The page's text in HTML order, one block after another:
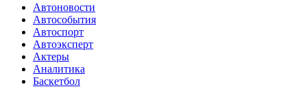
Автоновости
Автособытия
Автоспорт
Автоэксперт
Актеры
Аналитика
Баскетбол